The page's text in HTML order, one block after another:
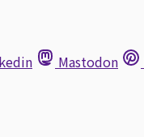
Mastodon